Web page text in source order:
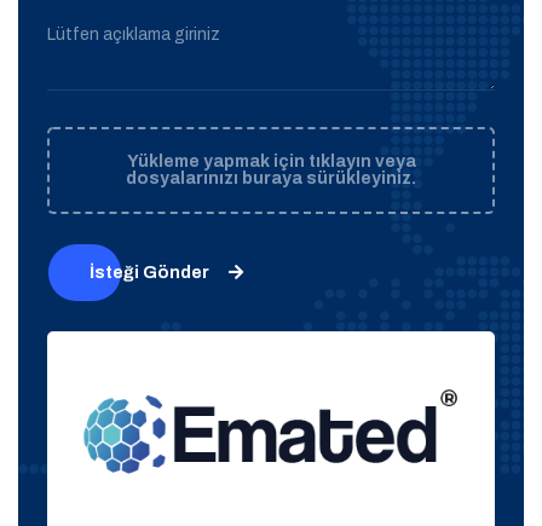
Lütfen açıklama giriniz
Yükleme yapmak için tıklayın veya
dosyalarınızı buraya sürükleyiniz.
İsteği Gönder